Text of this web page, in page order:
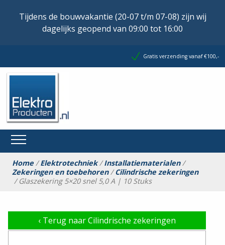
Tijdens de bouwvakantie (20-07 t/m 07-08) zijn wij
dagelijks geopend van 09:00 tot 16:00
Gratis verzending vanaf €100,-
Home/Elektrotechniek/Installatiematerialen/
Zekeringen en toebehoren/Cilindrische zekeringen
/ Glaszekering 5×20 snel 5,0 A | 10 Stuks
‹ Terug naar Cilindrische zekeringen